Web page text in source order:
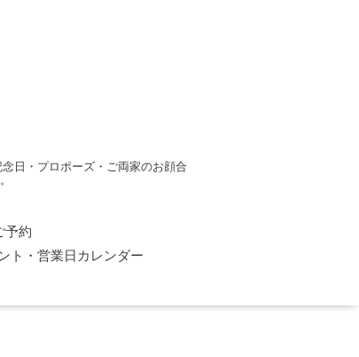
日・プロポーズ・ご両家のお顔合
予約
ト・営業日カレンダー